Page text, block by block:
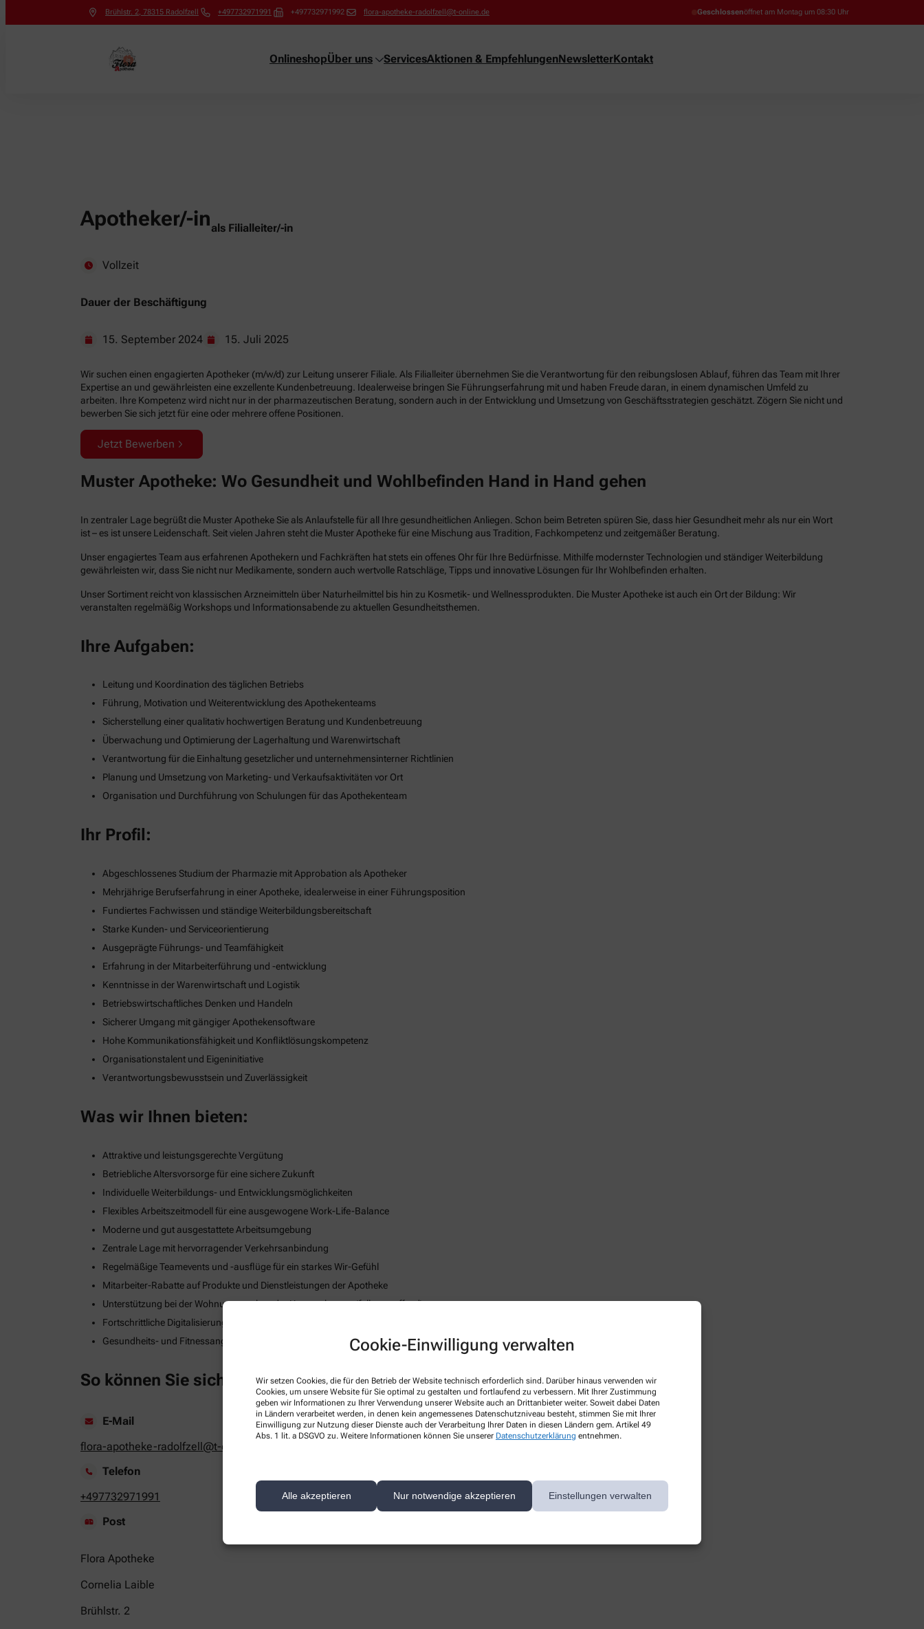
Cookie-Einwilligung verwalten
Wir setzen Cookies, die für den Betrieb der Website technisch erforderlich sind. Darüber hinaus verwenden wir
Cookies, um unsere Website für Sie optimal zu gestalten und fortlaufend zu verbessern. Mit Ihrer Zustimmung
geben wir Informationen zu Ihrer Verwendung unserer Website auch an Drittanbieter weiter. Soweit dabei Daten
in Ländern verarbeitet werden, in denen kein angemessenes Datenschutzniveau besteht, stimmen Sie mit Ihrer
Einwilligung zur Nutzung dieser Dienste auch der Verarbeitung Ihrer Daten in diesen Ländern gem. Artikel 49
Abs. 1 lit. a DSGVO zu. Weitere Informationen können Sie unserer Datenschutzerklärung entnehmen.
Alle akzeptieren Nur notwendige akzeptieren Einstellungen verwalten
Brühlstr. 2, 78315 Radolfzell +497732971991 +497732971992 flora-apotheke-radolfzell@t-online.de Geschlossenöffnet am Montag um 08:30 Uhr
OnlineshopÜber uns ServicesAktionen & EmpfehlungenNewsletterKontakt
Apotheker/-inals Filialleiter/-in
Vollzeit
Dauer der Beschäftigung
15. September 2024 15. Juli 2025
Wir suchen einen engagierten Apotheker (m/w/d) zur Leitung unserer Filiale. Als Filialleiter übernehmen Sie die Verantwortung für den reibungslosen Ablauf, führen das Team mit Ihrer
Expertise an und gewährleisten eine exzellente Kundenbetreuung. Idealerweise bringen Sie Führungserfahrung mit und haben Freude daran, in einem dynamischen Umfeld zu
arbeiten. Ihre Kompetenz wird nicht nur in der pharmazeutischen Beratung, sondern auch in der Entwicklung und Umsetzung von Geschäftsstrategien geschätzt. Zögern Sie nicht und
bewerben Sie sich jetzt für eine oder mehrere offene Positionen.
Jetzt Bewerben
Muster Apotheke: Wo Gesundheit und Wohlbefinden Hand in Hand gehen
In zentraler Lage begrüßt die Muster Apotheke Sie als Anlaufstelle für all Ihre gesundheitlichen Anliegen. Schon beim Betreten spüren Sie, dass hier Gesundheit mehr als nur ein Wort
ist – es ist unsere Leidenschaft. Seit vielen Jahren steht die Muster Apotheke für eine Mischung aus Tradition, Fachkompetenz und zeitgemäßer Beratung.
Unser engagiertes Team aus erfahrenen Apothekern und Fachkräften hat stets ein offenes Ohr für Ihre Bedürfnisse. Mithilfe modernster Technologien und ständiger Weiterbildung
gewährleisten wir, dass Sie nicht nur Medikamente, sondern auch wertvolle Ratschläge, Tipps und innovative Lösungen für Ihr Wohlbefinden erhalten.
Unser Sortiment reicht von klassischen Arzneimitteln über Naturheilmittel bis hin zu Kosmetik- und Wellnessprodukten. Die Muster Apotheke ist auch ein Ort der Bildung: Wir
veranstalten regelmäßig Workshops und Informationsabende zu aktuellen Gesundheitsthemen.
Ihre Aufgaben:
Leitung und Koordination des täglichen Betriebs
Führung, Motivation und Weiterentwicklung des Apothekenteams
Sicherstellung einer qualitativ hochwertigen Beratung und Kundenbetreuung
Überwachung und Optimierung der Lagerhaltung und Warenwirtschaft
Verantwortung für die Einhaltung gesetzlicher und unternehmensinterner Richtlinien
Planung und Umsetzung von Marketing- und Verkaufsaktivitäten vor Ort
Organisation und Durchführung von Schulungen für das Apothekenteam
Ihr Profil:
Abgeschlossenes Studium der Pharmazie mit Approbation als Apotheker
Mehrjährige Berufserfahrung in einer Apotheke, idealerweise in einer Führungsposition
Fundiertes Fachwissen und ständige Weiterbildungsbereitschaft
Starke Kunden- und Serviceorientierung
Ausgeprägte Führungs- und Teamfähigkeit
Erfahrung in der Mitarbeiterführung und -entwicklung
Kenntnisse in der Warenwirtschaft und Logistik
Betriebswirtschaftliches Denken und Handeln
Sicherer Umgang mit gängiger Apothekensoftware
Hohe Kommunikationsfähigkeit und Konfliktlösungskompetenz
Organisationstalent und Eigeninitiative
Verantwortungsbewusstsein und Zuverlässigkeit
Was wir Ihnen bieten:
Attraktive und leistungsgerechte Vergütung
Betriebliche Altersvorsorge für eine sichere Zukunft
Individuelle Weiterbildungs- und Entwicklungsmöglichkeiten
Flexibles Arbeitszeitmodell für eine ausgewogene Work-Life-Balance
Moderne und gut ausgestattete Arbeitsumgebung
Zentrale Lage mit hervorragender Verkehrsanbindung
Regelmäßige Teamevents und -ausflüge für ein starkes Wir-Gefühl
Mitarbeiter-Rabatte auf Produkte und Dienstleistungen der Apotheke
Unterstützung bei der Wohnungssuche oder Umzugskosten (falls zutreffend)
Fortschrittliche Digitalisierungs- und Technologiestrategie
Gesundheits- und Fitnessangebote zur Stärkung des körperlichen Wohlbefindens
So können Sie sich bewerben
E-Mail
flora-apotheke-radolfzell@t-online.de
Telefon
+497732971991
Post
Flora Apotheke
Cornelia Laible
Brühlstr. 2